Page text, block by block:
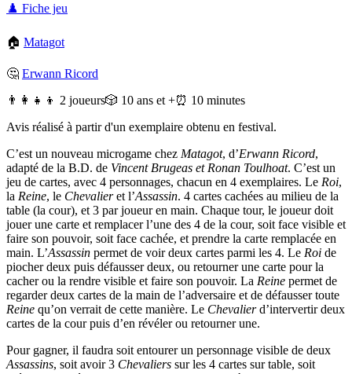
♟️ Fiche jeu
🏠 Matagot
🤔 Erwann Ricord
👨‍👩‍👧‍👦 2 joueurs🎲 10 ans et +⏰ 10 minutes
Avis réalisé à partir d'un exemplaire obtenu en festival.
C’est un nouveau microgame chez Matagot, d’Erwann Ricord,
adapté de la B.D. de Vincent Brugeas et Ronan Toulhoat. C’est un
jeu de cartes, avec 4 personnages, chacun en 4 exemplaires. Le Roi,
la Reine, le Chevalieret l’Assassin. 4 cartes cachées au milieu de la
table (la cour), et 3 par joueur en main. Chaque tour, le joueur doit
jouer une carte et remplacer l’une des 4 de la cour, soit face visible et
faire son pouvoir, soit face cachée, et prendre la carte remplacée en
main. L’Assassin permet de voir deux cartes parmi les 4. Le Roi de
piocher deux puis défausser deux, ou retourner une carte pour la
cacher ou la rendre visible et faire son pouvoir. La Reine permet de
regarder deux cartes de la main de l’adversaire et de défausser toute
Reine qu’on verrait de cette manière. Le Chevalierd’intervertir deux
cartes de la cour puis d’en révéler ou retourner une.
Pour gagner, il faudra soit entourer un personnage visible de deux
Assassins, soit avoir 3 Chevaliers sur les 4 cartes sur table, soit